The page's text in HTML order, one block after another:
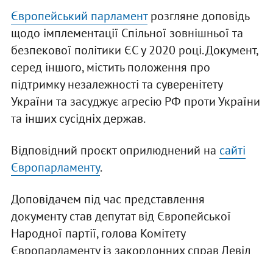
Європейський парламентрозгляне доповідь
щодо імплементації Спільної зовнішньої та
безпекової політики ЄС у 2020 році. Документ,
серед іншого, містить положення про
підтримку незалежності та суверенітету
України та засуджує агресію РФ проти України
та інших сусідніх держав.
Відповідний проєкт оприлюднений на сайті
Європарламенту.
Доповідачем під час представлення
документу став депутат від Європейської
Народної партії, голова Комітету
Європарламенту із закордонних справ Девід